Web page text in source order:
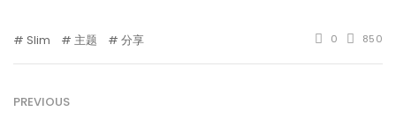
Slim 主题 分享 0 850
PREVIOUS